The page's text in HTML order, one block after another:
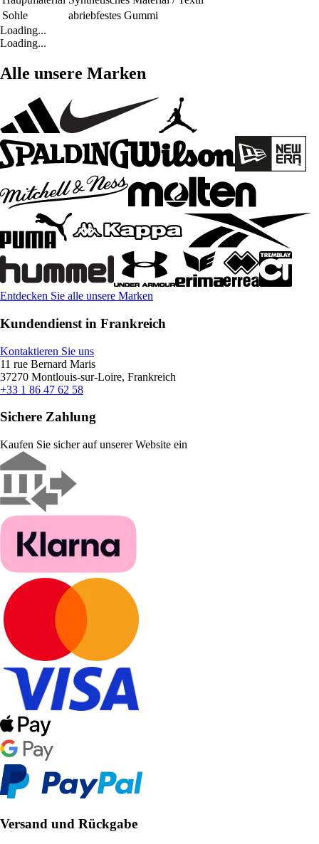
Sohle
abriebfestes Gummi
Loading...
Loading...
Alle unsere Marken
Entdecken Sie alle unsere Marken
Kundendienst in Frankreich
Kontaktieren Sie uns
11 rue Bernard Maris
37270 Montlouis-sur-Loire, Frankreich
+33 1 86 47 62 58
Sichere Zahlung
Kaufen Sie sicher auf unserer Website ein
Versand und Rückgabe